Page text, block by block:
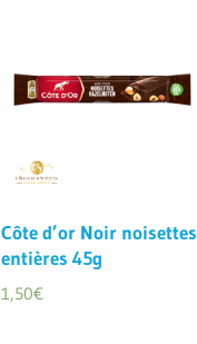
Côte d’or Noir noisettes
entières 45g
1,50€